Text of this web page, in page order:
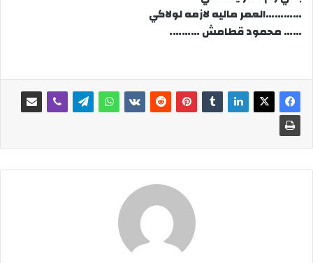
…………العمر ماليه لازمه لولاكي
…… محمود قطامش ……….